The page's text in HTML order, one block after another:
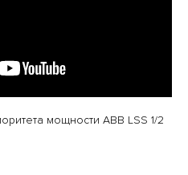
мощности ABB LSS 1/2